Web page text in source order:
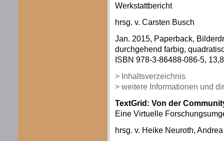
Werkstattbericht
hrsg. v. Carsten Busch
Jan. 2015, Paperback,
durchgehend farbig,
ISBN 978-3-86488-086-5,
> Inhaltsverzeichnis
> weitere Informationen und
TextGrid: Von der
Eine Virtuelle
hrsg. v. Heike Neuroth,